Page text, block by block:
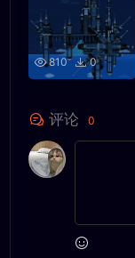
810 0
评论 0